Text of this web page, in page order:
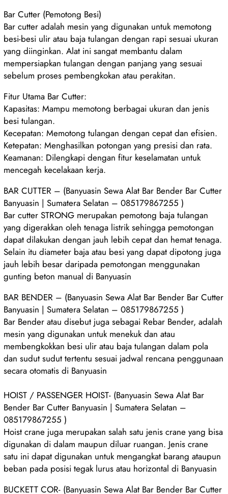
Bar Cutter (Pemotong Besi)
Bar cutter adalah mesin yang digunakan untuk memotong
besi-besi ulir atau baja tulangan dengan rapi sesuai ukuran
yang diinginkan. Alat ini sangat membantu dalam
mempersiapkan tulangan dengan panjang yang sesuai
sebelum proses pembengkokan atau perakitan.
Fitur Utama Bar Cutter:
Kapasitas: Mampu memotong berbagai ukuran dan jenis
besi tulangan.
Kecepatan: Memotong tulangan dengan cepat dan efisien.
Ketepatan: Menghasilkan potongan yang presisi dan rata.
Keamanan: Dilengkapi dengan fitur keselamatan untuk
mencegah kecelakaan kerja.
BAR CUTTER – (Banyuasin Sewa Alat Bar Bender Bar Cutter
Banyuasin | Sumatera Selatan – 085179867255 )
Bar cutter STRONG merupakan pemotong baja tulangan
yang digerakkan oleh tenaga listrik sehingga pemotongan
dapat dilakukan dengan jauh lebih cepat dan hemat tenaga.
Selain itu diameter baja atau besi yang dapat dipotong juga
jauh lebih besar daripada pemotongan menggunakan
gunting beton manual di Banyuasin
BAR BENDER – (Banyuasin Sewa Alat Bar Bender Bar Cutter
Banyuasin | Sumatera Selatan – 085179867255 )
Bar Bender atau disebut juga sebagai Rebar Bender, adalah
mesin yang digunakan untuk menekuk dan atau
membengkokkan besi ulir atau baja tulangan dalam pola
dan sudut sudut tertentu sesuai jadwal rencana penggunaan
secara otomatis di Banyuasin
HOIST / PASSENGER HOIST- (Banyuasin Sewa Alat Bar
Bender Bar Cutter Banyuasin | Sumatera Selatan –
085179867255 )
Hoist crane juga merupakan salah satu jenis crane yang bisa
digunakan di dalam maupun diluar ruangan. Jenis crane
satu ini dapat digunakan untuk mengangkat barang ataupun
beban pada posisi tegak lurus atau horizontal di Banyuasin
BUCKETT COR- (Banyuasin Sewa Alat Bar Bender Bar Cutter